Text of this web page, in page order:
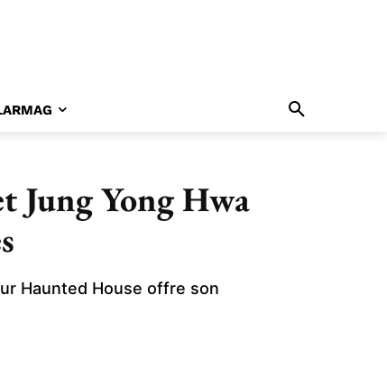
Jung Yong Hwa
Haunted House offre son